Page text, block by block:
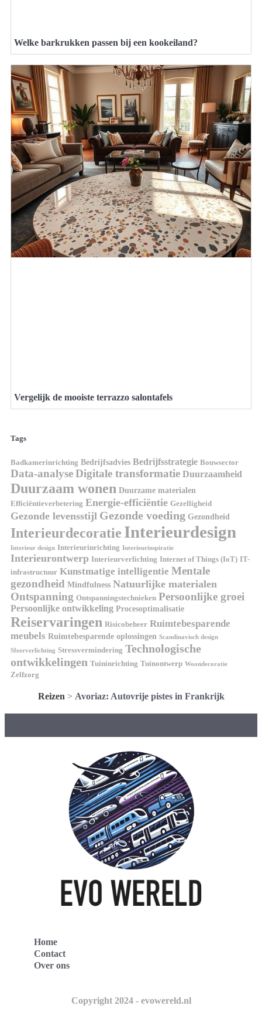
Welke barkrukken passen bij een kookeiland?
Vergelijk de mooiste terrazzo salontafels
Tags
Badkamerinrichting Bedrijfsadvies Bedrijfsstrategie Bouwsector
Data-analyseDigitale transformatie Duurzaamheid
Duurzaam wonen Duurzame materialen
Efficiëntieverbetering Energie-efficiëntie Gezelligheid
Gezonde levensstijl Gezonde voeding Gezondheid
Interieurdecoratie Interieurdesign
Interieur design Interieurinrichting Interieurinspiratie
Interieurontwerp Interieurverlichting Internet of Things (IoT) IT-
infrastructuur Kunstmatige intelligentie Mentale
gezondheid Mindfulness Natuurlijke materialen
Ontspanning Ontspanningstechnieken Persoonlijke groei
Persoonlijke ontwikkeling Procesoptimalisatie
Reiservaringen Risicobeheer Ruimtebesparende
meubels Ruimtebesparende oplossingen Scandinavisch design
Sfeerverlichting Stressvermindering Technologische
ontwikkelingen Tuininrichting Tuinontwerp Woondecoratie
Zelfzorg
Reizen > Avoriaz: Autovrije pistes in Frankrijk
Home
Contact
Over ons
Copyright 2024 - evowereld.nl